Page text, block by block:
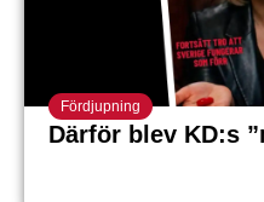
Fördjupning
Därför blev KD:s